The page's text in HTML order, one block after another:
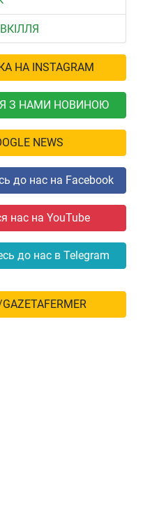
НА INSTAGRAM
З НАМИ НОВИНОЮ
NEWS
до нас на Facebook
нас на YouTube
до нас в Telegram